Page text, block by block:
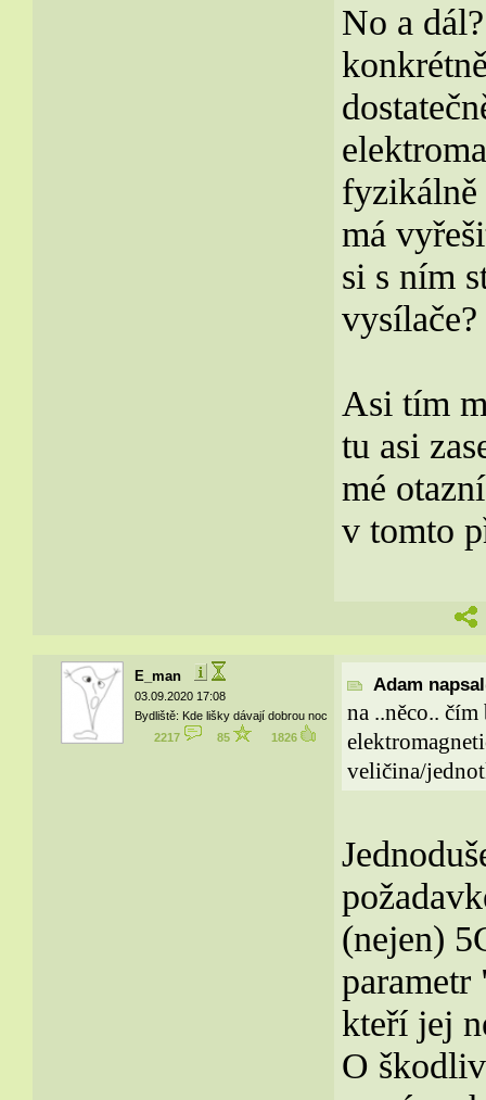
No a
fyzikálně
má
si s ním
vysílače?
Asi tím
tu asi
mé
v tomto
E_man
03.09.2020 17:08
Bydliště: Kde lišky dávají dobrou noc
2217
85 1826
Adam
na ..něco..
veličina/
(nejen)
kteří jej
O